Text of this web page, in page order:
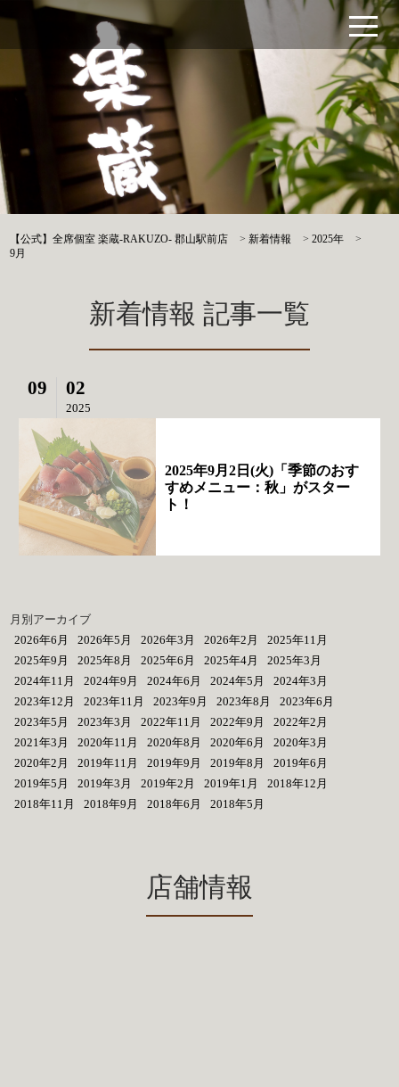
【公式】全席個室 楽蔵‐RAKUZO‐ 郡山駅前店 >新着情報 >2025年
>
9月
新着情報 記事一覧
09 02
2025
2025年9月2日(火)「季節のおす
すめメニュー：秋」がスター
ト！
月別アーカイブ
2026年6月
2026年5月 2026年3月 2026年2月
2025年11月
2025年9月
2025年8月 2025年6月 2025年4月
2025年3月
2024年11月
2024年9月 2024年6月 2024年5月
2024年3月
2023年12月
2023年11月 2023年9月 2023年8月
2023年6月
2023年5月
2023年3月 2022年11月 2022年9月
2022年2月
2021年3月
2020年11月 2020年8月 2020年6月
2020年3月
2020年2月
2019年11月 2019年9月 2019年8月
2019年6月
2019年5月
2019年3月 2019年2月 2019年1月
2018年12月
2018年11月
2018年9月 2018年6月 2018年5月
店舗情報